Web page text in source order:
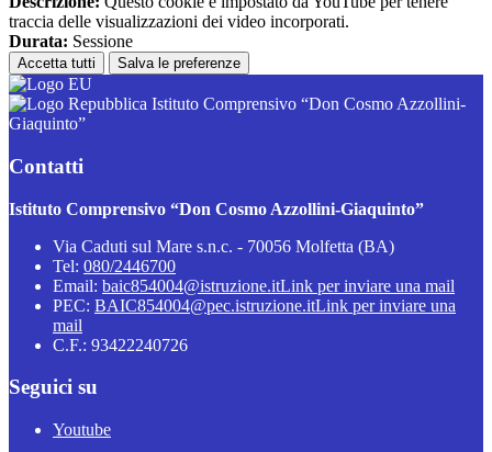
traccia delle visualizzazioni dei video incorporati.
Durata: Sessione
Accetta tutti Salva le preferenze
Istituto Comprensivo “Don Cosmo Azzollini-
Giaquinto”
Contatti
Istituto Comprensivo “Don Cosmo Azzollini-Giaquinto”
Via Caduti sul Mare s.n.c. - 70056 Molfetta (BA)
Tel: 080/2446700
Email: baic854004@istruzione.itLink per inviare una mail
PEC: BAIC854004@pec.istruzione.itLink per inviare una
mail
C.F.: 93422240726
Seguici su
Youtube